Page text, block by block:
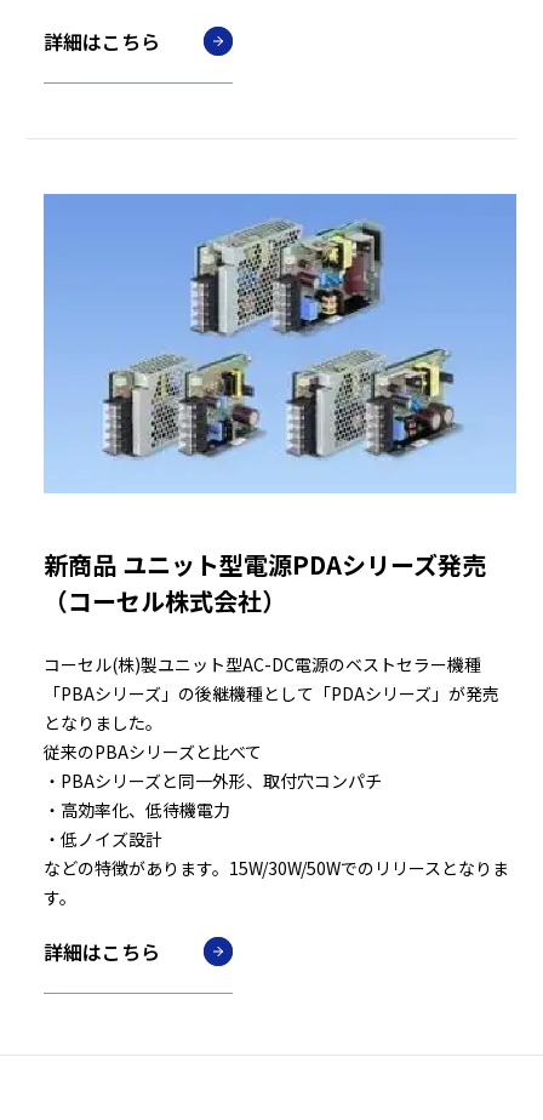
詳細はこちら
新商品 ユニット型電源PDAシリーズ発売
（コーセル株式会社）
コーセル(株)製ユニット型AC-DC電源のベストセラー機種
「PBAシリーズ」の後継機種として「PDAシリーズ」が発売
となりました。
従来のPBAシリーズと比べて
・PBAシリーズと同一外形、取付穴コンパチ
・高効率化、低待機電力
・低ノイズ設計
などの特徴があります。15W/30W/50Wでのリリースとなりま
す。
詳細はこちら